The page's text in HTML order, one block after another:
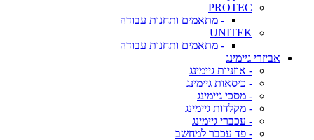
PROTEC
- מתאמים ותחנות עבודה
UNITEK
- מתאמים ותחנות עבודה
אביזרי גיימינג
- אוזניות גיימינג
- כיסאות גיימינג
- מסכי גיימינג
- מקלדות גיימינג
- עכברי גיימינג
- פד עכבר למחשב